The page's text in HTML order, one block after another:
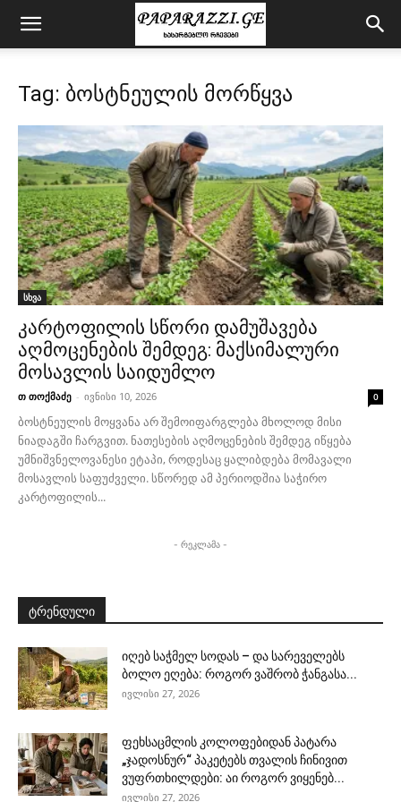
Tag: ბოსტნეულის მორწყვა
სხვა
კარტოფილის სწორი დამუშავება
აღმოცენების შემდეგ: მაქსიმალური
მოსავლის საიდუმლო
თ თოქმაძე - ივნისი 10, 2026 0
ბოსტნეულის მოყვანა არ შემოიფარგლება მხოლოდ მისი
ნიადაგში ჩარგვით. ნათესების აღმოცენების შემდეგ იწყება
უმნიშვნელოვანესი ეტაპი, როდესაც ყალიბდება მომავალი
მოსავლის საფუძველი. სწორედ ამ პერიოდშია საჭირო
კარტოფილის...
- რეკლამა -
ტრენდული
იღებ საჭმელ სოდას – და სარეველებს
ბოლო ეღება: როგორ ვაშრობ ჭანგასა...
ივლისი 27, 2026
ფეხსაცმლის კოლოფებიდან პატარა
„ჯადოსნურ“ პაკეტებს თვალის ჩინივით
ვუფრთხილდები: აი როგორ ვიყენებ...
ივლისი 27, 2026